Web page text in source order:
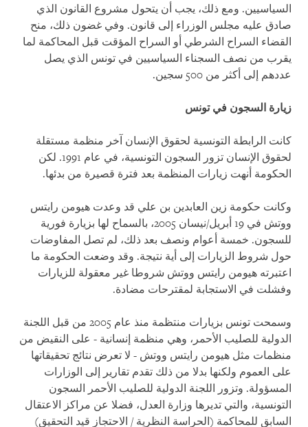
السياسيين. ومع ذلك، يجب أن يتحول مشروع القانون الذي
صادق عليه مجلس الوزراء إلى قانون. وفي غضون ذلك، منح
القضاء السراح الشرطي أو السراح المؤقت قبل المحاكمة لما
يقرب من نصف السجناء السياسيين في تونس الذي يصل
عددهم إلى أكثر من 500 سجين.
زيارة السجون في تونس
كانت الرابطة التونسية لحقوق الإنسان آخر منظمة مستقلة
لحقوق الإنسان تزور السجون التونسية، في عام 1991. لكن
الحكومة أنهت زيارات المنظمة بعد فترة قصيرة من بدئها.
وكانت حكومة زين العابدين بن علي قد وعدت هيومن رايتس
ووتش في 19 أبريل/نيسان 2005، بالسماح لها بزيارة فورية
للسجون. خمسة أعوام ونصف بعد ذلك، لم تصل المفاوضات
حول شروط الزيارات إلى أية نتيجة. وقد وضعت الحكومة ما
اعتبرته هيومن رايتس ووتش شروطا غير معقولة للزيارات
وفشلت في الاستجابة لمقترحات مضادة.
وسمحت تونس بزيارات منتظمة منذ عام 2005 من قبل اللجنة
الدولية للصليب الأحمر، وهي منظمة إنسانية - على النقيض من
منظمات مثل هيومن رايتس ووتش - لا تعرض نتائج تحقيقاتها
على العموم ولكنها بدلا من ذلك تقدم تقارير إلى الوزارات
المسؤولة. وتزور اللجنة الدولية للصليب الأحمر السجون
التونسية، والتي تديرها وزارة العدل، فضلا عن مراكز الاعتقال
السابق للمحاكمة (الحراسة النظرية / الاحتجاز قيد التحقيق)